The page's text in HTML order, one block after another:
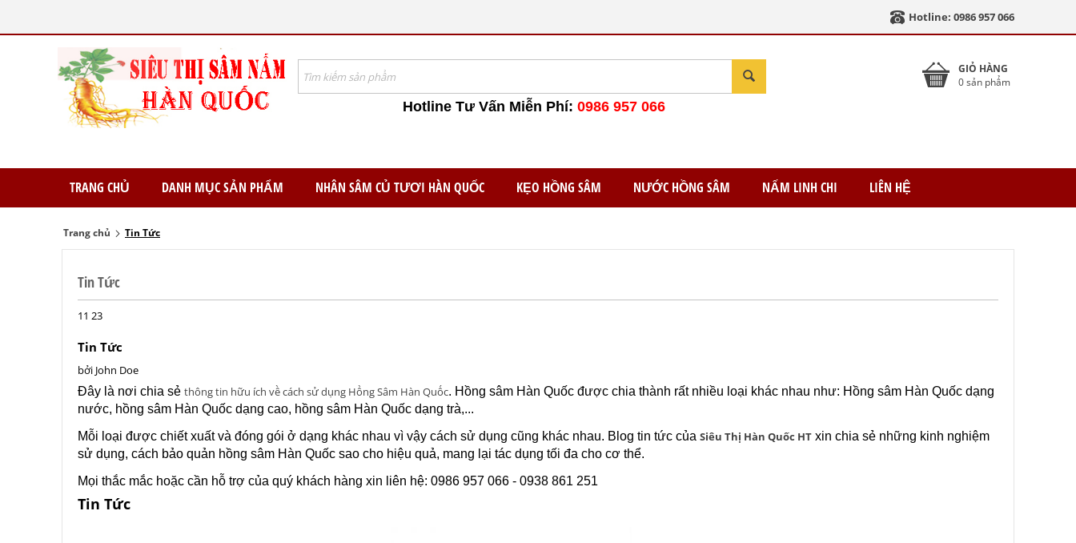
Hotline: 0986 957 066
Hotline Tư Vấn Miễn Phí: 0986 957 066
GIỎ HÀNG
0 sản phẩm
TRANG CHỦ DANH MỤC SẢN PHẨM NHÂN SÂM CỦ TƯƠI HÀN QUỐC KẸO HỒNG SÂM NƯỚC HỒNG SÂM NẤM LINH CHI LIÊN HỆ
Trang chủ Tin Tức
Tin Tức
11 23
Tin Tức
bởi John Doe
Đây là nơi chia sẻ thông tin hữu ích về cách sử dụng Hồng Sâm Hàn Quốc. Hồng sâm Hàn Quốc được chia thành rất nhiều loại khác nhau như: Hồng sâm Hàn Quốc dạng
nước, hồng sâm Hàn Quốc dạng cao, hồng sâm Hàn Quốc dạng trà,...
Mỗi loại được chiết xuất và đóng gói ở dạng khác nhau vì vậy cách sử dụng cũng khác nhau. Blog tin tức của Siêu Thị Hàn Quốc HT xin chia sẻ những kinh nghiệm
sử dụng, cách bảo quản hồng sâm Hàn Quốc sao cho hiệu quả, mang lại tác dụng tối đa cho cơ thể.
Mọi thắc mắc hoặc cần hỗ trợ của quý khách hàng xin liên hệ: 0986 957 066 - 0938 861 251
Tin Tức